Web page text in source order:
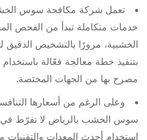
تعمل شركة مكافحة سوس
خدمات متكاملة تبدأ من الفحص
الخشبية، مرورًا بالتشخيص الدقيق
بتنفيذ خطة معالجة فعّالة
مصرح بها من الجهات المختصة.
وعلى الرغم من أسعارها
سوس الخشب بالرياض لا تفرّط في
استخدام أحدث المعدات